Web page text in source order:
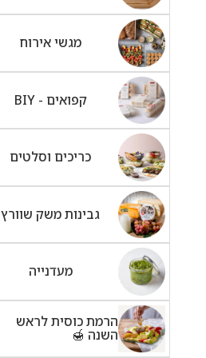
מגשי אירוח
קפואים - BIY
כריכים וסלטים
גבינות משק שוורץ
מעדנייה
הרמת כוסית לראש
השנה 🍯